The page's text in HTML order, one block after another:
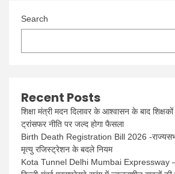
Search
Recent Posts
शिक्षा मंत्री मदन दिलावर के आश्वासन के बाद
ट्रांसफर नीति पर जल्द होगा फैसला
Birth Death Registration Bill 2026 -
मृत्यु रजिस्ट्रेशन के बदले नियम
Kota Tunnel Delhi Mumbai Expressway